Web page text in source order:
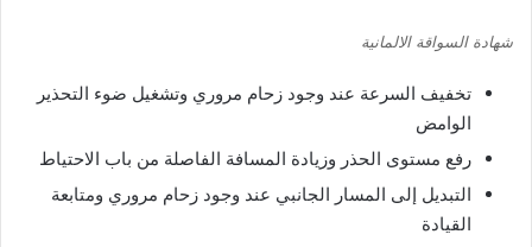
شهادة السواقة الالمانية
تخفيف السرعة عند وجود زحام مروري وتشغيل ضوء التحذير
الوامض
رفع مستوى الحذر وزيادة المسافة الفاصلة من باب الاحتياط
التبديل إلى المسار الجانبي عند وجود زحام مروري ومتابعة
القيادة